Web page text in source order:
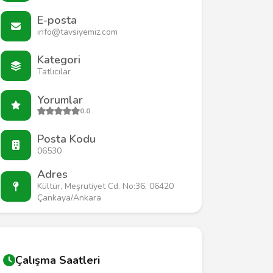
E-posta
info@tavsiyemiz.com
Kategori
Tatlıcılar
Yorumlar
0.0
Posta Kodu
06530
Adres
Kültür, Meşrutiyet Cd. No:36, 06420
Çankaya/Ankara
Çalışma Saatleri